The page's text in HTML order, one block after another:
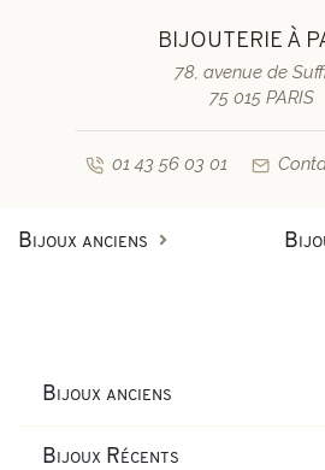
BIJOUTERIE À
78, avenue de
75 015 PARIS
01 43 56 03 01
Bijoux anciens
Boucles d'oreilles anciennes
Bijoux anciens
Bijoux Récents